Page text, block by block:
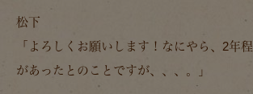
松下
「よろしくお願いします！なにやら、2年
があったとのことですが、、、。」